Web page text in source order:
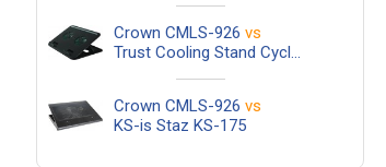
Crown CMLS-926 vs
Trust Cooling Stand Cyclone
Crown CMLS-926 vs
KS-is Staz KS-175